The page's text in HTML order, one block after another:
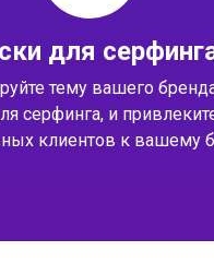
для
тему вашего
серфинга, и
клиентов к вашему